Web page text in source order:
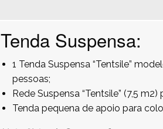
Tenda Suspensa:
1 Tenda Suspensa “Tentsile”
pessoas;
Rede Suspensa “Tentsile” (7,5
Tenda pequena de apoio para